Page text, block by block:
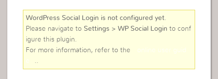
WordPress Social Login is not configured yet
Please navigate to Settings > WP Social Login to conf
igure this plugin.
For more information, refer to the
online user guid
e